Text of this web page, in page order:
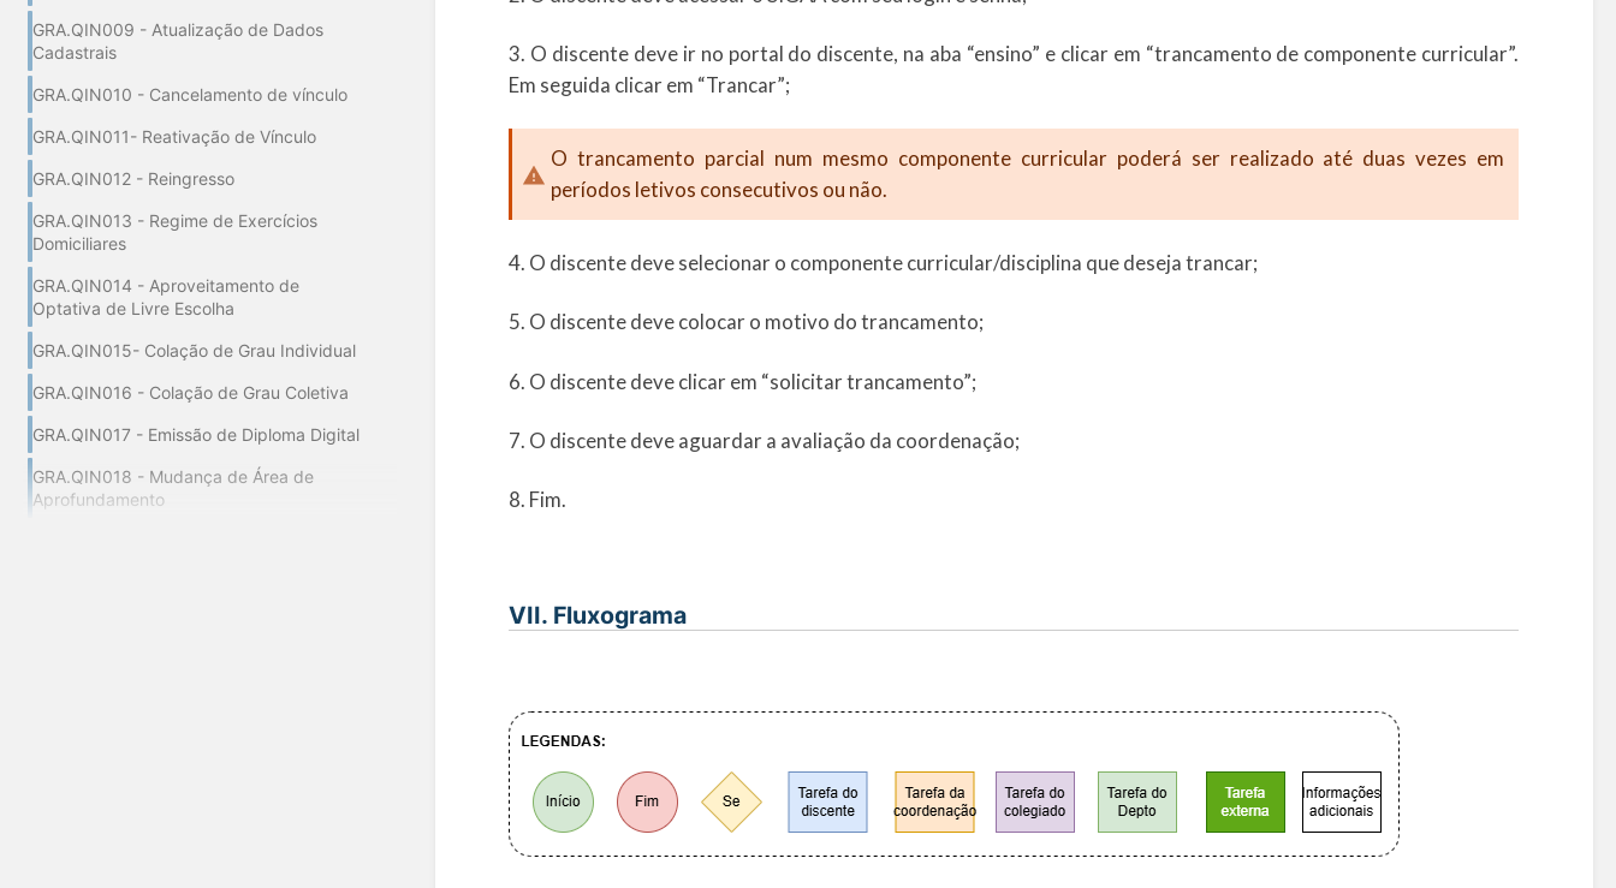
GRA.QIN009 - Atualização de Dados
Cadastrais
GRA.QIN010 - Cancelamento de vínculo
GRA.QIN011- Reativação de Vínculo
GRA.QIN012 - Reingresso
GRA.QIN013 - Regime de Exercícios
Domiciliares
GRA.QIN014 - Aproveitamento de
Optativa de Livre Escolha
GRA.QIN015- Colação de Grau Individual
GRA.QIN016 - Colação de Grau Coletiva
GRA.QIN017 - Emissão de Diploma Digital
GRA.QIN018 - Mudança de Área de
Aprofundamento
3. O discente deve ir no portal do discente, na aba “ensino” e clicar em “trancamento de componente curricular”.
Em seguida clicar em “Trancar”;
O trancamento parcial num mesmo componente curricular poderá ser realizado até duas vezes em
períodos letivos consecutivos ou não.
4. O discente deve selecionar o componente curricular/disciplina que deseja trancar;
5. O discente deve colocar o motivo do trancamento;
6. O discente deve clicar em “solicitar trancamento”;
7. O discente deve aguardar a avaliação da coordenação;
8. Fim.
VII. Fluxograma